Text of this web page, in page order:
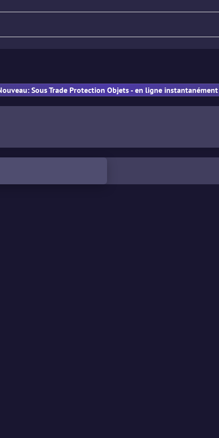
Sous Trade Protection Objets - en ligne